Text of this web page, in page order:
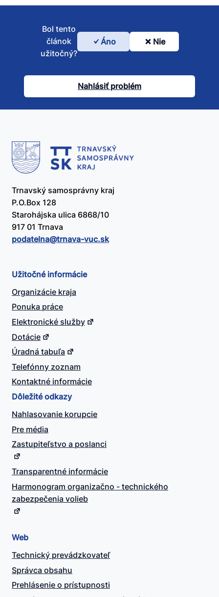
Bol
článok
užitočný?
Bol tento
článok
užitočný?
Áno Nie
Nahlásiť problém
Trnavský samosprávny kraj
P.O.Box 128
Starohájska ulica 6868/10
917 01 Trnava
podatelna@​trnava-vuc.sk
Užitočné informácie
Organizácie kraja
Ponuka práce
Elektronické služby
Dotácie
Úradná tabuľa
Telefónny zoznam
Kontaktné informácie
Dôležité odkazy
Nahlasovanie korupcie
Pre média
Zastupiteľstvo a poslanci
Transparentné informácie
Harmonogram organizačno - technického
zabezpečenia volieb
Web
Technický prevádzkovateľ
Správca obsahu
Prehlásenie o prístupnosti